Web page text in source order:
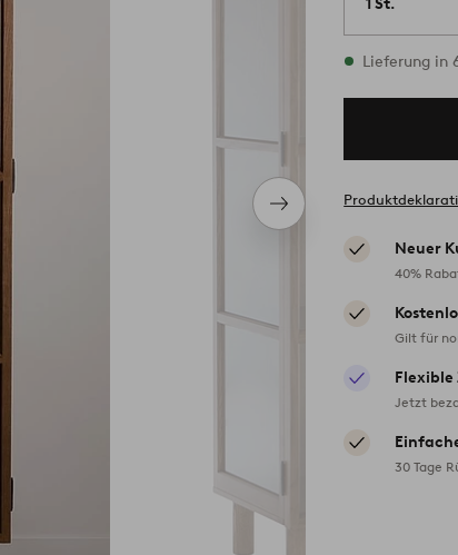
Nächstes
Produkt
1 St.
Vorrätig
Lieferung in
Neuer
40%
Gilt für
Jetzt
30 Tage